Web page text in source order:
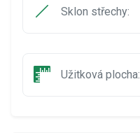
Sklon střechy:
Užitková plocha: